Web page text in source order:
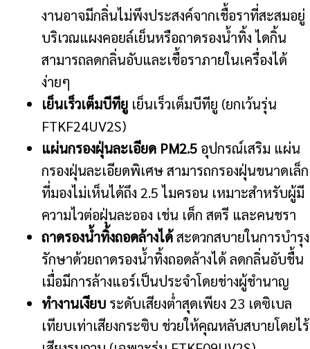
งานอาจมีกลิ่นไม่พึงประสงค์จากเชื้อราที่สะสมอยู่
บริเวณแผงคอยล์เย็นหรือถาดรองน้ำทิ้ง ไดกิ้น
สามารถลดกลิ่นอับและเชื้อราภายในเครื่องได้
ง่ายๆ
เย็นเร็วเต็มบีทียู เย็นเร็วเต็มบีทียู (ยกเว้นรุ่น
FTKF24UV2S)
แผ่นกรองฝุ่นละเอียด PM2.5 อุปกรณ์เสริม แผ่น
กรองฝุ่นละเอียดพิเศษ สามารถกรองฝุ่นขนาดเล็ก
ที่มองไม่เห็นได้ถึง 2.5 ไมครอน เหมาะสำหรับผู้มี
ความไวต่อฝุ่นละออง เช่น เด็ก สตรี และคนชรา
ถาดรองน้ำทิ้งถอดล้างได้สะดวกสบายในการบำรุง
รักษาด้วยถาดรองน้ำทิ้งถอดล้างได้ ลดกลิ่นอับชื้น
เมื่อมีการล้างแอร์เป็นประจำโดยช่างผู้ชำนาญ
ทำงานเงียบ ระดับเสียงต่ำสุดเพียง 23 เดซิเบล
เทียบเท่าเสียงกระซิบ ช่วยให้คุณหลับสบายโดยไร้